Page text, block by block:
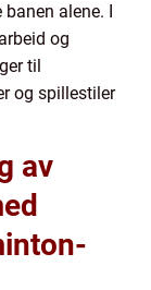
alene. I
og
til
og spillestiler
av